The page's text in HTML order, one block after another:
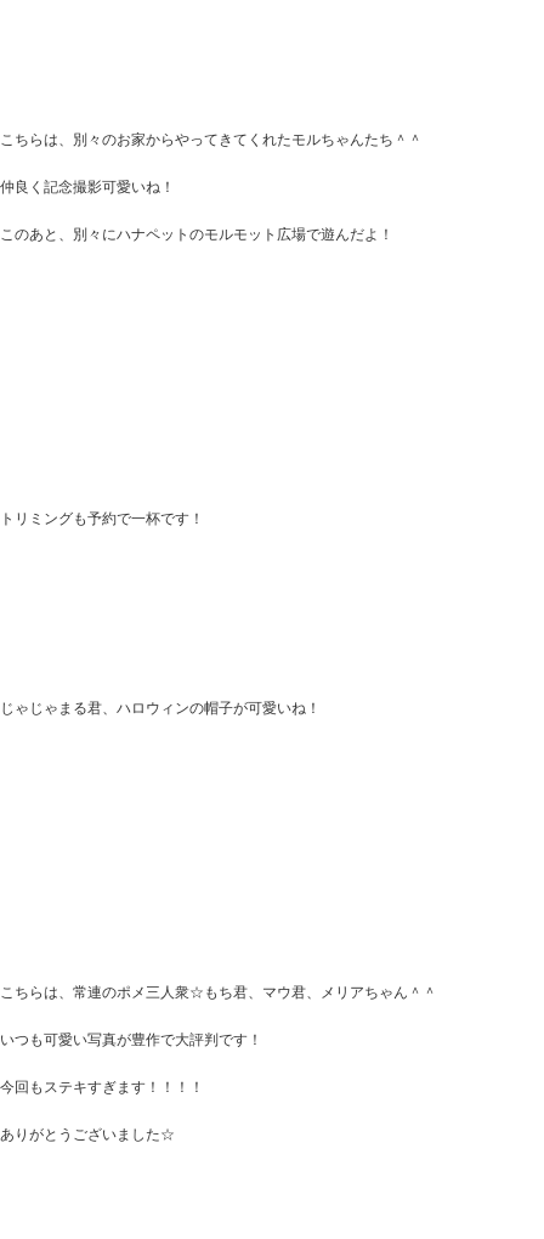
こちらは、別々のお家からやってきてくれたモルちゃんたち＾＾
仲良く記念撮影可愛いね！
このあと、別々にハナペットのモルモット広場で遊んだよ！
トリミングも予約で一杯です！
じゃじゃまる君、ハロウィンの帽子が可愛いね！
こちらは、常連のポメ三人衆☆もち君、マウ君、メリアちゃん＾＾
いつも可愛い写真が豊作で大評判です！
今回もステキすぎます！！！！
ありがとうございました☆